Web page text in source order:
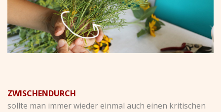
ZWISCHENDURCH
sollte man immer wieder einmal auch einen kritischen